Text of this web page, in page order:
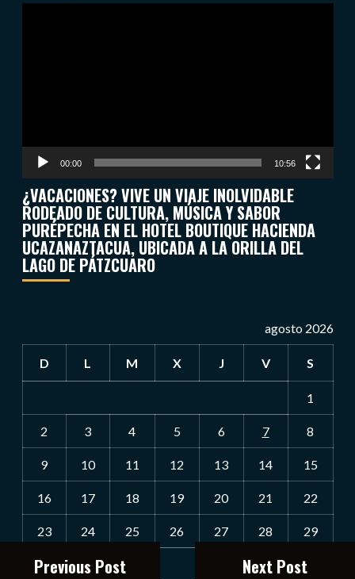
00:00 10:56
¿VACACIONES? VIVE UN VIAJE INOLVIDABLE
RODEADO DE CULTURA, MÚSICA Y SABOR
PURÉPECHA EN EL HOTEL BOUTIQUE HACIENDA
UCAZANAZTACUA, UBICADA A LA ORILLA DEL
LAGO DE PÁTZCUARO
agosto 2026
D L M X J V S
1
2 3 4 5 6 7 8
9 10 11 12 13 14 15
16 17 18 19 20 21 22
23 24 25 26 27 28 29
30 31
Previous Post Next Post